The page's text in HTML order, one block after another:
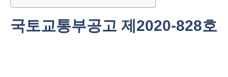
국토교통부공고 제 2020-828호